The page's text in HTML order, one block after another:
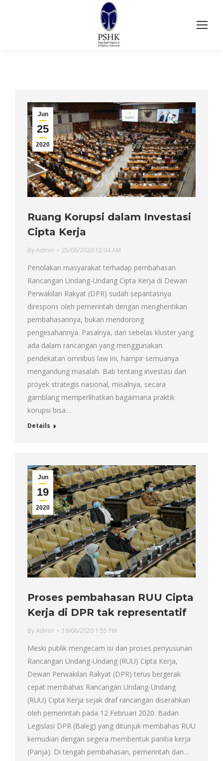
Jun
25
2020
Ruang Korupsi dalam Investasi
Cipta Kerja
ByAdmin 25/06/2020 12:04 AM
Penolakan masyarakat terhadap pembahasan
Rancangan Undang-Undang Cipta Kerja di Dewan
Perwakilan Rakyat (DPR) sudah sepantasnya
direspons oleh pemerintah dengan menghentikan
pembahasannya, bukan mendorong
pengesahannya. Pasalnya, dari sebelas kluster yang
ada dalam rancangan yang menggunakan
pendekatan omnibus law ini, hampir semuanya
mengandung masalah. Bab tentang investasi dan
proyek strategis nasional, misalnya, secara
gamblang memperlihatkan bagaimana praktik
korupsi bisa…
Details
Jun
19
2020
Proses pembahasan RUU Cipta
Kerja di DPR tak representatif
ByAdmin 19/06/2020 1:55 PM
Meski publik mengecam isi dan proses penyusunan
Rancangan Undang-Undang (RUU) Cipta Kerja,
Dewan Perwakilan Rakyat (DPR) terus bergerak
cepat membahas Rancangan Undang-Undang
(RUU) Cipta Kerja sejak draf rancangan diserahkan
oleh pemerintah pada 12 Februari 2020. Badan
Legislasi DPR (Baleg) yang ditunjuk membahas RUU
kemudian dengan segera membentuk panitia kerja
(Panja). Di tengah pembahasan, pemerintah dan…